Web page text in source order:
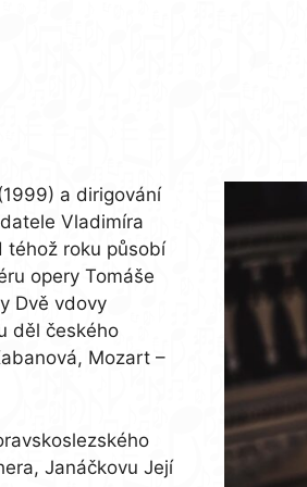
a dirigování
Vladimíra
téhož roku působí
opery Tomáše
Dvě vdovy
děl českého
Mozart –
Janáčkovu Její